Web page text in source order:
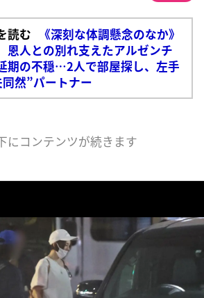
読む
《深刻な体調懸念のなか》
人との別れ支えたアルゼンチ
期の不穏…2人で部屋探し、左手
然”パートナー
にコンテンツが続きます